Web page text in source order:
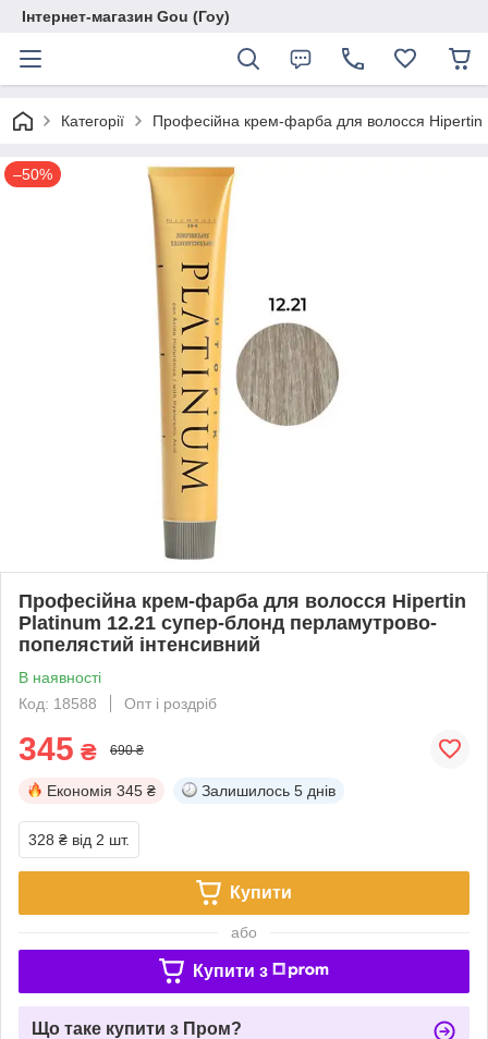
Інтернет-магазин Gou (Гоу)
Категорії Професійна крем-фарба для волосся Hipertin
–50%
Професійна крем-фарба для волосся Hipertin
Platinum 12.21 супер-блонд перламутрово-
попелястий інтенсивний
В наявності
Код: 18588
Опт і роздріб
345 ₴ 690 ₴
Економія 345 ₴ Залишилось 5 днів
328 ₴ від 2 шт.
Купити
або
Купити з
Що таке купити з Пром?